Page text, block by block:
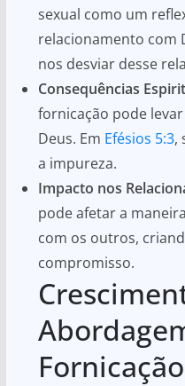
sexual como um
relacionamento com
nos desviar desse
Consequências
fornicação pode
Deus. Em Efésios 5:3,
a impureza.
Impacto nos
pode afetar a
com os outros,
compromisso.
Fornicação